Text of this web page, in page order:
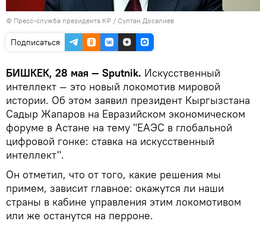
© Пресс-служба президента КР / Султан Досалиев
Подписаться
БИШКЕК, 28 мая — Sputnik. Искусственный
интеллект — это новый локомотив мировой
истории. Об этом заявил президент Кыргызстана
Садыр Жапаров на Евразийском экономическом
форуме в Астане на тему "ЕАЭС в глобальной
цифровой гонке: ставка на искусственный
интеллект".
Он отметил, что от того, какие решения мы
примем, зависит главное: окажутся ли наши
страны в кабине управления этим локомотивом
или же останутся на перроне.